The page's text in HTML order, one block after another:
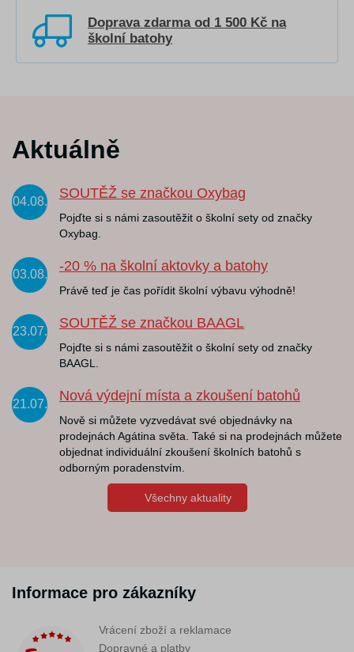
Doprava zdarma od 1 500 Kč na
školní batohy
Aktuálně
04.08.
SOUTĚŽ se značkou Oxybag
Pojďte si s námi zasoutěžit o školní sety od značky
Oxybag.
03.08.
-20 % na školní aktovky a batohy
Právě teď je čas pořídit školní výbavu výhodně!
23.07.
SOUTĚŽ se značkou BAAGL
Pojďte si s námi zasoutěžit o školní sety od značky
BAAGL.
21.07.
Nová výdejní místa a zkoušení batohů
Nově si můžete vyzvedávat své objednávky na
prodejnách Agátina světa. Také si na prodejnách můžete
objednat individuální zkoušení školních batohů s
odborným poradenstvím.
Všechny aktuality
Informace pro zákazníky
Vrácení zboží a reklamace
Dopravné a platby